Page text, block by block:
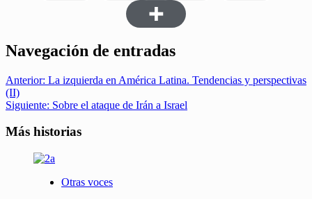
Navegación de entradas
Anterior: La izquierda en América Latina. Tendencias y perspectivas
(II)
Siguiente: Sobre el ataque de Irán a Israel
Más historias
Otras voces